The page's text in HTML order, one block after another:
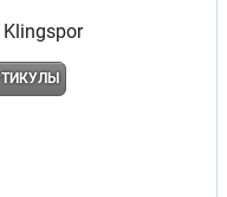
Klingspor